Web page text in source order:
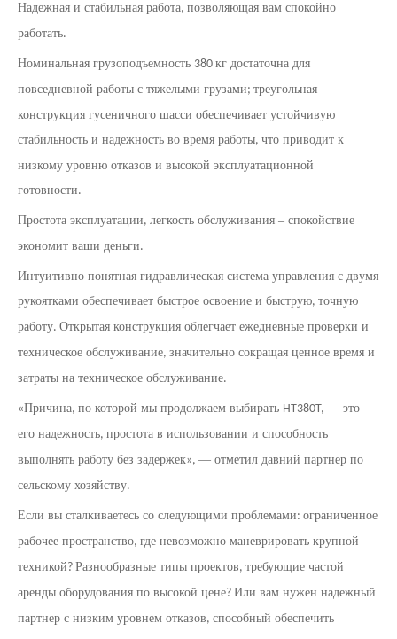
Надежная и стабильная работа, позволяющая вам спокойно
работать.
Номинальная грузоподъемность 380 кг достаточна для
повседневной работы с тяжелыми грузами; треугольная
конструкция гусеничного шасси обеспечивает устойчивую
стабильность и надежность во время работы, что приводит к
низкому уровню отказов и высокой эксплуатационной
готовности.
Простота эксплуатации, легкость обслуживания – спокойствие
экономит ваши деньги.
Интуитивно понятная гидравлическая система управления с двумя
рукоятками обеспечивает быстрое освоение и быструю, точную
работу. Открытая конструкция облегчает ежедневные проверки и
техническое обслуживание, значительно сокращая ценное время и
затраты на техническое обслуживание.
«Причина, по которой мы продолжаем выбирать HT380T, — это
его надежность, простота в использовании и способность
выполнять работу без задержек», — отметил давний партнер по
сельскому хозяйству.
Если вы сталкиваетесь со следующими проблемами: ограниченное
рабочее пространство, где невозможно маневрировать крупной
техникой? Разнообразные типы проектов, требующие частой
аренды оборудования по высокой цене? Или вам нужен надежный
партнер с низким уровнем отказов, способный обеспечить